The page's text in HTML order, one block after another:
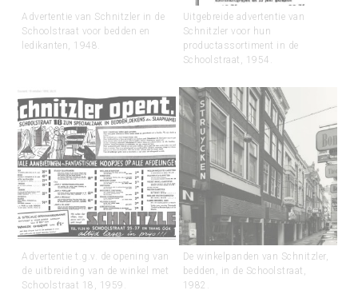
Advertentie van Schnitzler in de
Schoolstraat voor bedden en
ledikanten, 1948.
Uitgebreide advertentie van
Schnitzler voor hun
productassortiment in de
Schoolstraat, 1954.
Advertentie t.g.v. de opening van
de uitbreiding van de winkel met
Schoolstraat 18, 1959.
De winkelpanden van Schnitzler,
bedden, in de Schoolstraat,
1982.